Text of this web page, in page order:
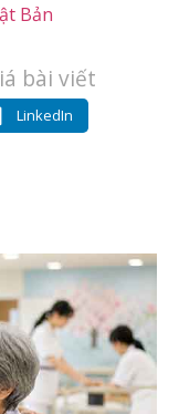
Bản
bài viết
LinkedIn